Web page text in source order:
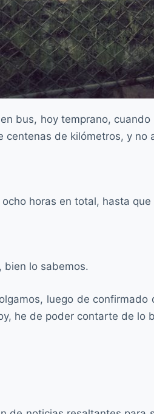
bus, hoy temprano,
de kilómetros, y no
horas en total, hasta
bien lo sabemos.
luego de
he de poder contarte de lo